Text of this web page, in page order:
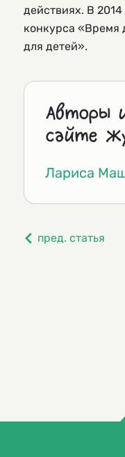
действиях. В
конкурса «Время
для детей».
Авторы
сайте
Лариса
пред. статья